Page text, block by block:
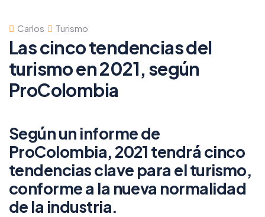
Carlos Turismo
Las cinco tendencias del
turismo en 2021, según
ProColombia
Según un informe de
ProColombia, 2021 tendrá cinco
tendencias clave para el turismo,
conforme a la nueva normalidad
de la industria.